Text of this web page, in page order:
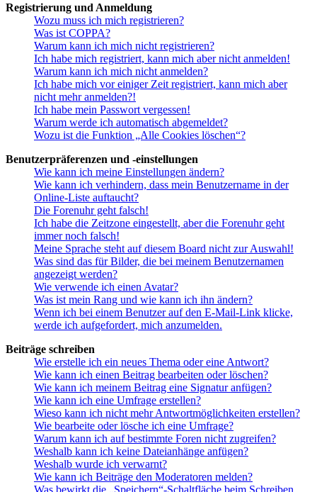
Registrierung und Anmeldung
Wozu muss ich mich registrieren?
Was ist COPPA?
Warum kann ich mich nicht registrieren?
Ich habe mich registriert, kann mich aber nicht anmelden!
Warum kann ich mich nicht anmelden?
Ich habe mich vor einiger Zeit registriert, kann mich aber
nicht mehr anmelden?!
Ich habe mein Passwort vergessen!
Warum werde ich automatisch abgemeldet?
Wozu ist die Funktion „Alle Cookies löschen“?
Benutzerpräferenzen und -einstellungen
Wie kann ich meine Einstellungen ändern?
Wie kann ich verhindern, dass mein Benutzername in der
Online-Liste auftaucht?
Die Forenuhr geht falsch!
Ich habe die Zeitzone eingestellt, aber die Forenuhr geht
immer noch falsch!
Meine Sprache steht auf diesem Board nicht zur Auswahl!
Was sind das für Bilder, die bei meinem Benutzernamen
angezeigt werden?
Wie verwende ich einen Avatar?
Was ist mein Rang und wie kann ich ihn ändern?
Wenn ich bei einem Benutzer auf den E-Mail-Link klicke,
werde ich aufgefordert, mich anzumelden.
Beiträge schreiben
Wie erstelle ich ein neues Thema oder eine Antwort?
Wie kann ich einen Beitrag bearbeiten oder löschen?
Wie kann ich meinem Beitrag eine Signatur anfügen?
Wie kann ich eine Umfrage erstellen?
Wieso kann ich nicht mehr Antwortmöglichkeiten erstellen?
Wie bearbeite oder lösche ich eine Umfrage?
Warum kann ich auf bestimmte Foren nicht zugreifen?
Weshalb kann ich keine Dateianhänge anfügen?
Weshalb wurde ich verwarnt?
Wie kann ich Beiträge den Moderatoren melden?
Was bewirkt die „Speichern“-Schaltfläche beim Schreiben